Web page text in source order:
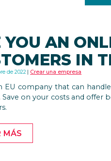
YOU AN
IN
de 2022 Crear una empresa
EU company that can
Save on your costs and
MÁS